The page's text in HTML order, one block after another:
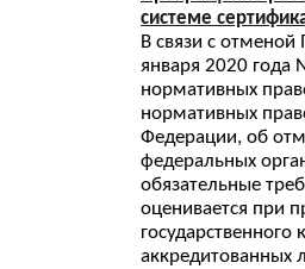
системе
В связи с
января 2020 года
нормативных
нормативных
Федерации, об
федеральных
обязательные
оценивается при
государственного
аккредитованных